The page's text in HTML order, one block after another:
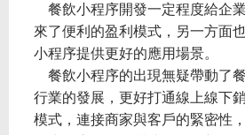
餐飲小程序開發一定程度給企
來了便利的盈利模式，另一方面
小程序提供更好的應用場景。
餐飲小程序的出現無疑帶動了
行業的發展，更好打通線上線下
模式，連接商家與客戶的緊密性